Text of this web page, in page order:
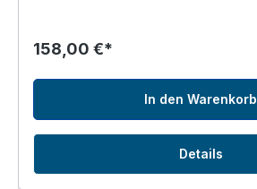
158,00 €*
In den Warenkorb
Details